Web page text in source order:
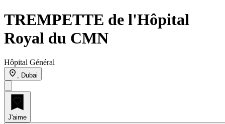
TREMPETTE de l'Hôpital
Royal du CMN
Hôpital Général
, Dubai
J'aime